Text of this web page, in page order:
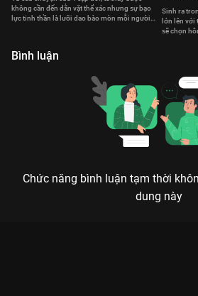
không cần đến dằn vặt thể xác nhưng sự bạo
lực tinh thần là lưỡi dao bào mòn mỗi người
Sinh ra
lớn lên với
sẽ chọn
Bình luận
Chức năng bình luận tạm thời
dung này